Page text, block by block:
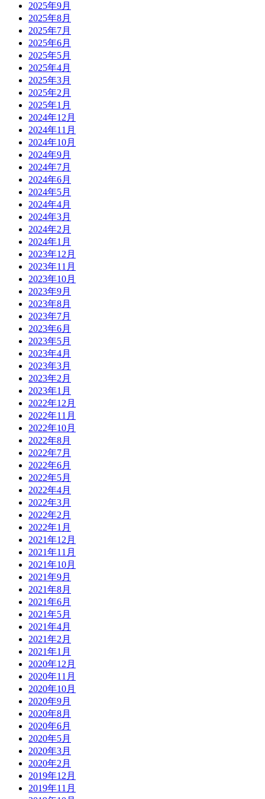
2025年9月
2025年8月
2025年7月
2025年6月
2025年5月
2025年4月
2025年3月
2025年2月
2025年1月
2024年12月
2024年11月
2024年10月
2024年9月
2024年7月
2024年6月
2024年5月
2024年4月
2024年3月
2024年2月
2024年1月
2023年12月
2023年11月
2023年10月
2023年9月
2023年8月
2023年7月
2023年6月
2023年5月
2023年4月
2023年3月
2023年2月
2023年1月
2022年12月
2022年11月
2022年10月
2022年8月
2022年7月
2022年6月
2022年5月
2022年4月
2022年3月
2022年2月
2022年1月
2021年12月
2021年11月
2021年10月
2021年9月
2021年8月
2021年6月
2021年5月
2021年4月
2021年2月
2021年1月
2020年12月
2020年11月
2020年10月
2020年9月
2020年8月
2020年6月
2020年5月
2020年3月
2020年2月
2019年12月
2019年11月